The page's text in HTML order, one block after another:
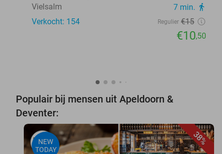
Vielsalm 7 min. directions_walk
Verkocht: 154 Regulier €15
€10,50
Populair bij mensen uit Apeldoorn &
Deventer:
38%
NEW
TODAY